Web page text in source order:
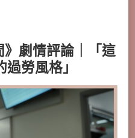
》劇情評論｜「這
勞風格」